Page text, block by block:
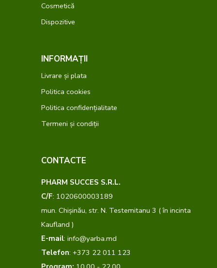
Cosmetică
Dispozitive
INFORMAȚII
Livrare și plata
Politica cookies
Politica confidențialitate
Termeni și condiții
CONTACTE
PHARM SUCCES S.R.L.
C/F: 1020600003189
mun. Chișinău, str. N. Testemitanu 3 ( în incinta
Kaufland )
E-mail: info@yarba.md
Telefon: +373 22 011 123